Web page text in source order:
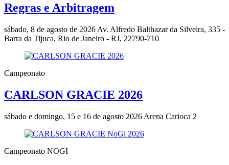
Regras e Arbitragem
sábado, 8 de agosto de 2026 Av. Alfredo Balthazar da Silveira, 335 -
Barra da Tijuca, Rio de Janeiro - RJ, 22790-710
Campeonato
CARLSON GRACIE 2026
sábado e domingo, 15 e 16 de agosto 2026 Arena Carioca 2
Campeonato NOGI